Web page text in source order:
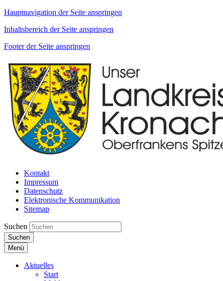
Hauptnavigation der Seite anspringen
Inhaltsbereich der Seite anspringen
Footer der Seite anspringen
Kontakt
Impressum
Datenschutz
Elektronische Kommunikation
Sitemap
Suchen
Suchen
Menü
Aktuelles
Start